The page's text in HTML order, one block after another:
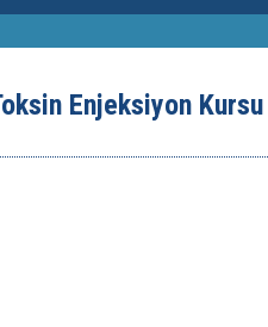
Enjeksiyon Kursu